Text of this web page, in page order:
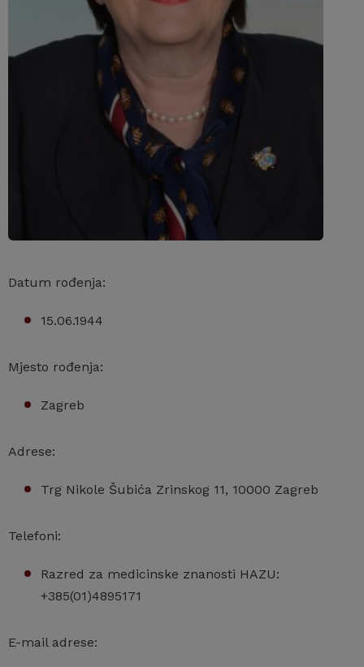
Datum rođenja:
15.06.1944
Mjesto rođenja:
Zagreb
Adrese:
Trg Nikole Šubića Zrinskog 11, 10000 Zagreb
Telefoni:
Razred za medicinske znanosti HAZU:
+385(01)4895171
E-mail adrese: